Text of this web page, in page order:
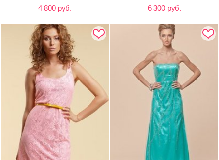
4 800 руб. 6 300 руб.